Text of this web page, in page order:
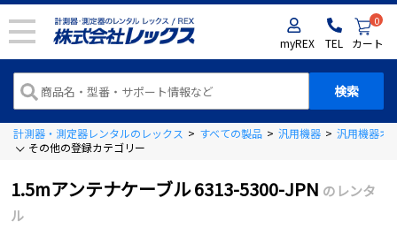
myREX TEL
0
カート
計測器・測定器レンタルのレックス > すべての製品 > 汎用機器 > 汎用機器オ
その他の登録カテゴリー
1.5mアンテナケーブル 6313-5300-JPN のレンタ
ル